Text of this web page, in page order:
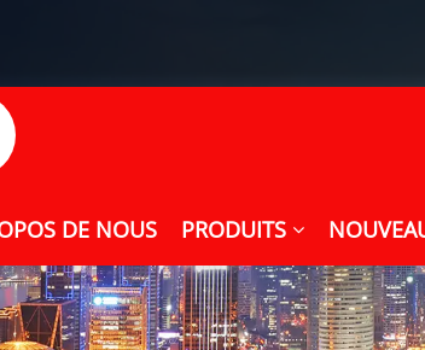
DE NOUS PRODUITS